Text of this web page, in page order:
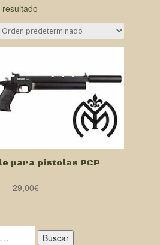
para pistolas PCP
29,00€
Buscar